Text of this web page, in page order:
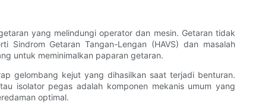
yang melindungi operator dan mesin. Getaran tidak
Getaran Tangan-Lengan (HAVS) dan masalah
untuk meminimalkan paparan getaran.
gelombang kejut yang dihasilkan saat terjadi benturan.
isolator pegas adalah komponen mekanis umum yang
optimal.